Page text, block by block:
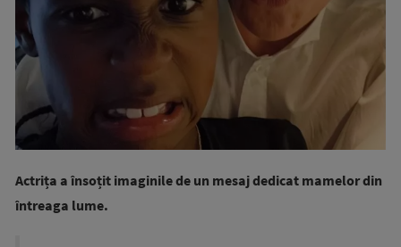
Actrița a însoțit imaginile de un mesaj dedicat mamelor din
întreaga lume.